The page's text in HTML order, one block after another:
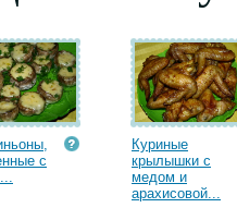
с
Куриные
крылышки с
медом и
арахисовой...